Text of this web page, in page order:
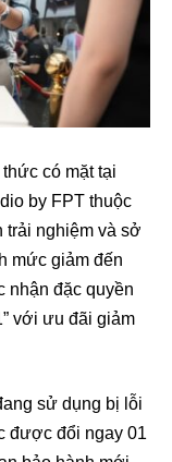
có mặt tại
by FPT thuộc
trải nghiệm và sở
mức giảm đến
nhận đặc quyền
với ưu đãi giảm
sử dụng bị lỗi
được đổi ngay 01